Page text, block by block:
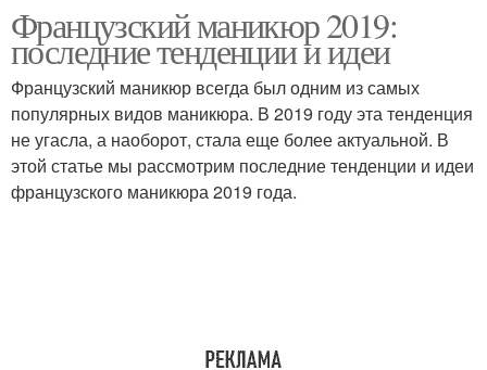
Французский маникюр 2019:
последние тенденции и идеи
Французский маникюр всегда был одним из самых
популярных видов маникюра. В 2019 году эта тенденция
не угасла, а наоборот, стала еще более актуальной. В
этой статье мы рассмотрим последние тенденции и идеи
французского маникюра 2019 года.